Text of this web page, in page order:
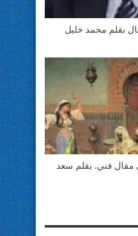
بقلم محمد خليل
مقال فني. بقلم سعد